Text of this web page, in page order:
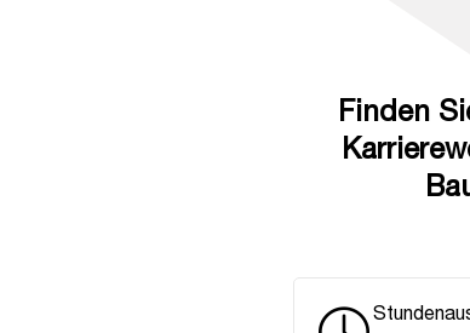
Finden